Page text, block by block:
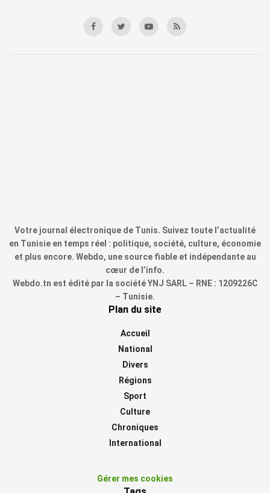
Votre journal électronique de Tunis. Suivez toute l’actualité
en Tunisie en temps réel : politique, société, culture, économie
et plus encore. Webdo, une source fiable et indépendante au
cœur de l’info.
Webdo.tn est édité par la société YNJ SARL – RNE : 1209226C
– Tunisie.
Plan du site
Accueil
National
Divers
Régions
Sport
Culture
Chroniques
International
Gérer mes cookies